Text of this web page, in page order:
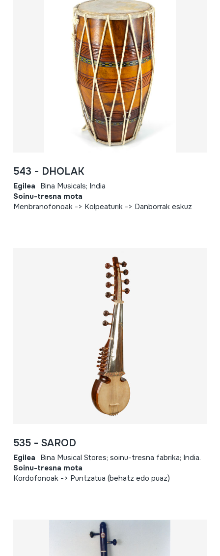
543 - DHOLAK
Egilea Bina Musicals; India
Soinu-tresna mota
Menbranofonoak -> Kolpeaturik -> Danborrak eskuz
535 - SAROD
Egilea Bina Musical Stores; soinu-tresna fabrika; India.
Soinu-tresna mota
Kordofonoak -> Puntzatua (behatz edo puaz)